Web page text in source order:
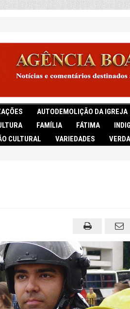
AUTODEMOLIÇÃO DA IGREJA
FAMÍLIA FÁTIMA
CULTURAL VARIEDADES